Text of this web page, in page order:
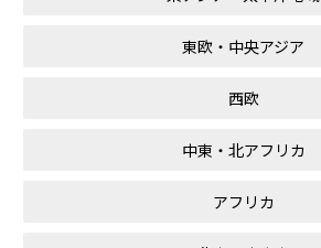
東欧・中央アジア
西欧
中東・北アフリカ
アフリカ